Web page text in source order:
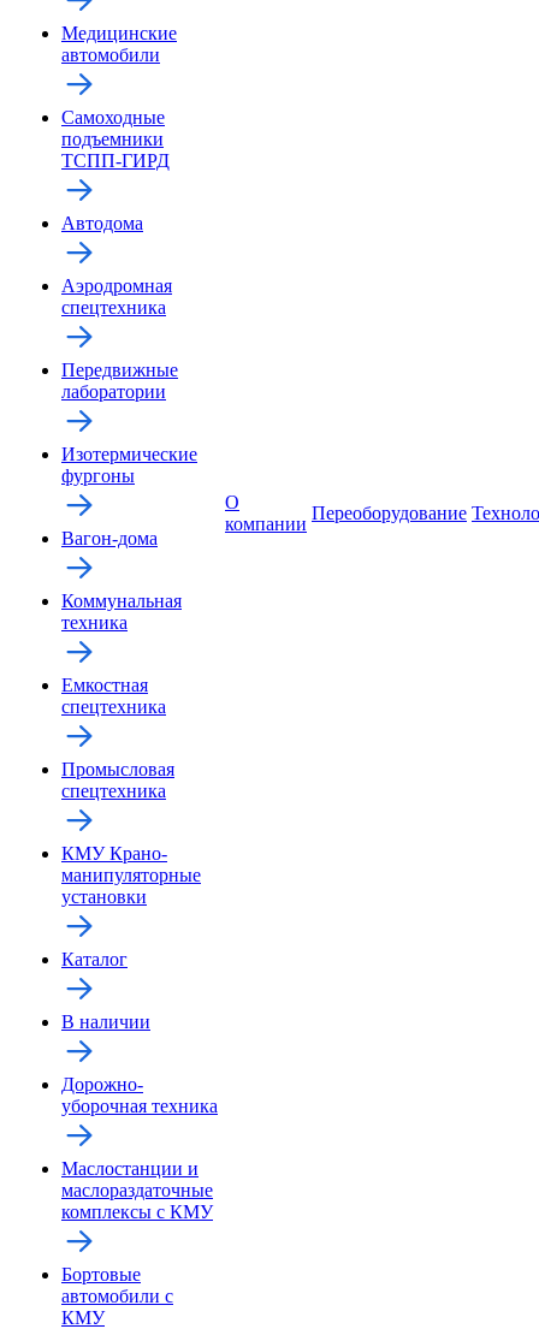
Медицинские
автомобили
Самоходные
подъемники
ТСПП-ГИРД
Автодома
Аэродромная
спецтехника
Передвижные
лаборатории
Изотермические
фургоны
Вагон-дома
Коммунальная
техника
Емкостная
спецтехника
Промысловая
спецтехника
КМУ Крано-
манипуляторные
установки
Каталог
В наличии
Дорожно-
уборочная техника
Маслостанции и
маслораздаточные
комплексы с КМУ
Бортовые
автомобили с
КМУ
О
компании
Переоборудование